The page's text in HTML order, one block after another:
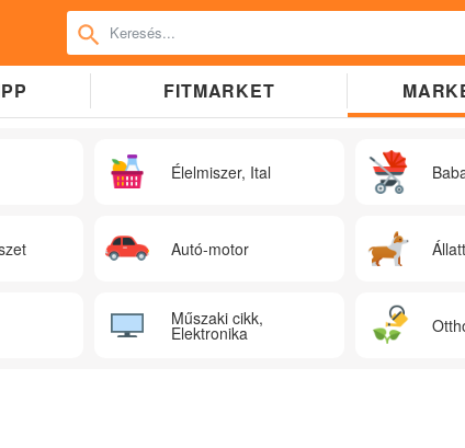
FITMARKET
Élelmiszer, Ital
Autó-motor
Műszaki cikk,
Elektronika